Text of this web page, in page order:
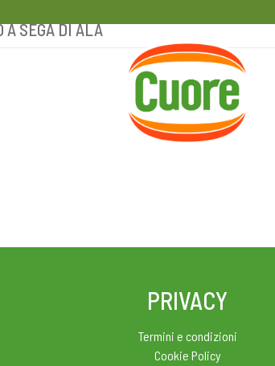
HOME
A SEGA DI ALA
PRIVACY
Termini e condizioni
Cookie Policy